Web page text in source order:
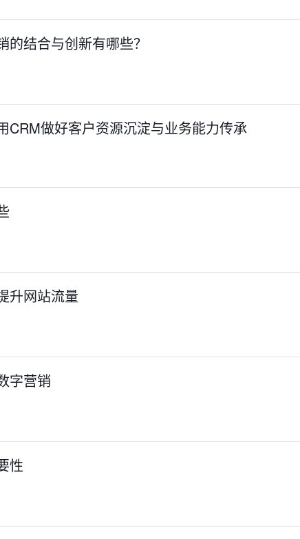
的结合与创新有哪些？
CRM做好客户资源沉淀与业务能力传承
升网站流量
字营销
要性